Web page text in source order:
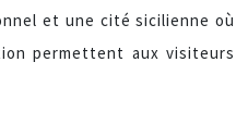
et une cité sicilienne où
permettent aux visiteurs